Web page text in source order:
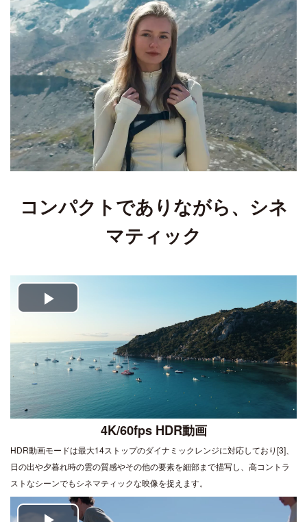
コンパクトでありながら、シネ
マティック
Play
Video
4K/60fps HDR動画
HDR動画モードは最大14ストップのダイナミックレンジに対応しており[3]、
日の出や夕暮れ時の雲の質感やその他の要素を細部まで描写し、高コントラ
ストなシーンでもシネマティックな映像を捉えます。